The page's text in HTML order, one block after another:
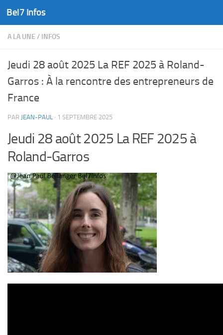
Skip to content
Bel7 Infos
A LA UNE / INFOS
Jeudi 28 août 2025 La REF 2025 à Roland-
Garros : À la rencontre des entrepreneurs de
France
PAR JEAN-PAUL · 1 SEPTEMBRE 2025
Jeudi 28 août 2025 La REF 2025 à
Roland-Garros